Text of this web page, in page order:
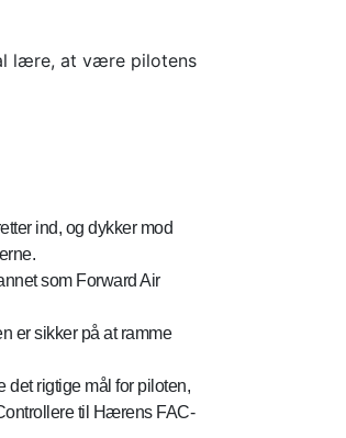
lære, at være pilotens
ind, og dykker mod
som Forward Air
er sikker på at ramme
det rigtige mål for piloten,
til Hærens FAC-